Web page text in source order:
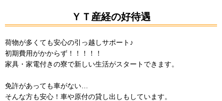
ＹＴ産経の好待遇
荷物が多くても安心の引っ越しサポート♪
初期費用がかからず！！！！！
家具・家電付きの寮で新しい生活がスタートできます。
免許があっても車がない…
そんな方も安心！車や原付の貸し出しもしています。